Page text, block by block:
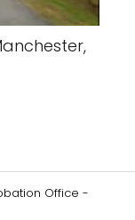
Office -